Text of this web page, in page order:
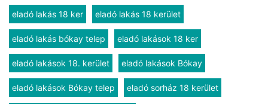
eladó lakás 18 ker eladó lakás 18 kerület
eladó lakás bókay telep eladó lakások 18 ker
eladó lakások 18. kerület eladó lakások Bókay
eladó lakások Bókay telep eladó sorház 18 kerület